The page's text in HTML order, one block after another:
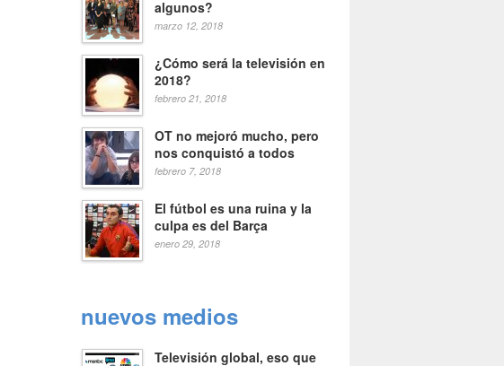
algunos?
marzo 12, 2018
¿Cómo será la televisión en
2018?
febrero 21, 2018
OT no mejoró mucho, pero
nos conquistó a todos
febrero 7, 2018
El fútbol es una ruina y la
culpa es del Barça
enero 29, 2018
nuevos medios
Televisión global, eso que